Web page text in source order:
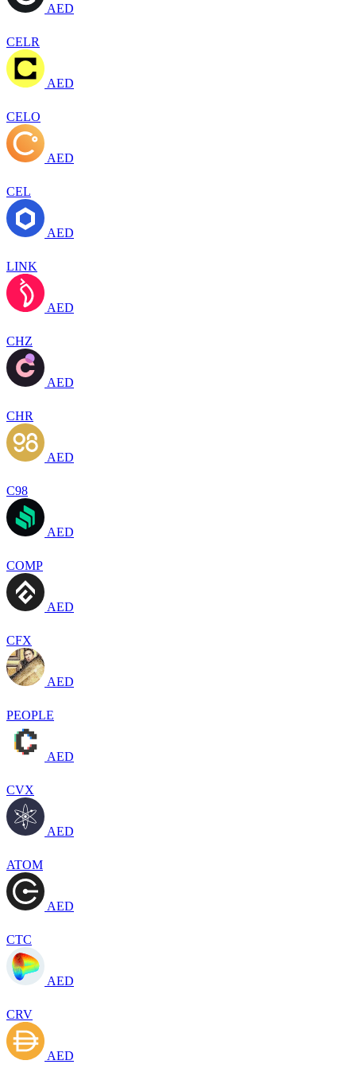
AED
CELR
AED
CELO
AED
CEL
AED
LINK
AED
CHZ
AED
CHR
AED
C98
AED
COMP
AED
CFX
AED
PEOPLE
AED
CVX
AED
ATOM
AED
CTC
AED
CRV
AED